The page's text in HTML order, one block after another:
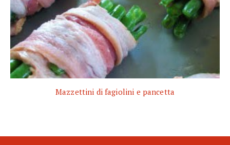
Mazzettini di fagiolini e pancetta